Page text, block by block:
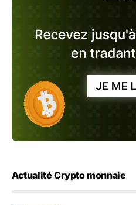
Actualité Crypto monnaie